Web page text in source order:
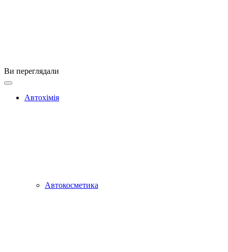
Ви переглядали
Автохімія
Автокосметика